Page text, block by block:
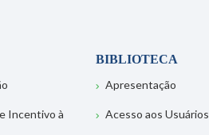
Incentivo à
BIBLIOTECA
Apresentação
Acesso aos Usuários